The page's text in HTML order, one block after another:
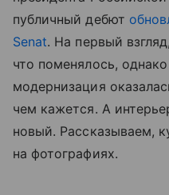
публичный дебют
Senat. На первый
что поменялось,
модернизация
чем кажется. А
новый. Рассказываем,
на фотографиях.